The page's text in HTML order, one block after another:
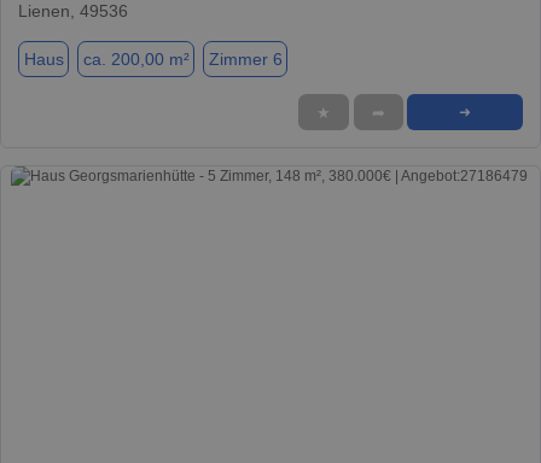
Lienen, 49536
Haus ca. 200,00 m² Zimmer 6
★ ➦ ➜